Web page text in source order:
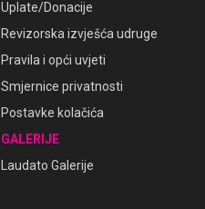
Uplate/Donacije
Revizorska izvješća udruge
Pravila i opći uvjeti
Smjernice privatnosti
Postavke kolačića
GALERIJE
Laudato Galerije